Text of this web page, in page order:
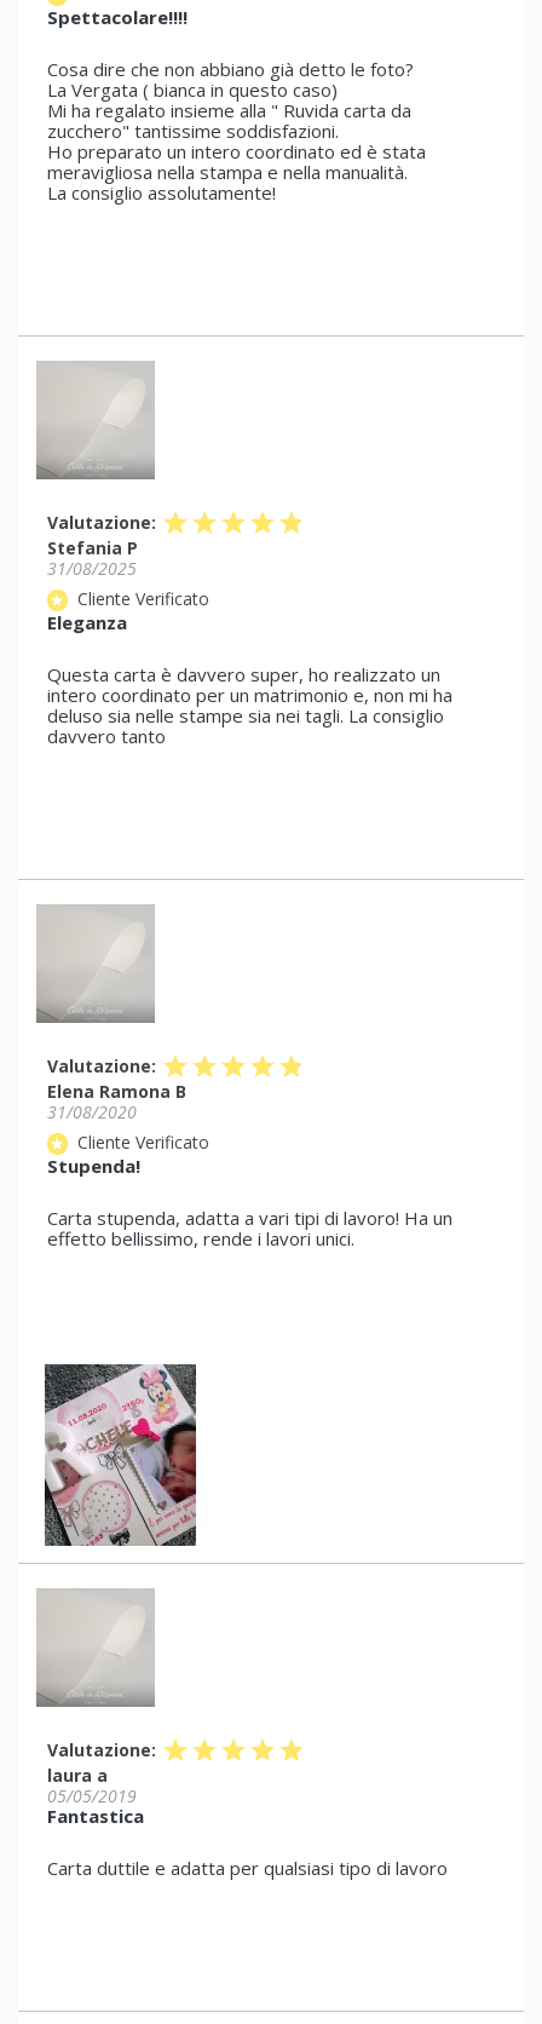
Spettacolare!!!!
Cosa dire che non abbiano già detto le foto?
La Vergata ( bianca in questo caso)
Mi ha regalato insieme alla " Ruvida carta da
zucchero" tantissime soddisfazioni.
Ho preparato un intero coordinato ed è stata
meravigliosa nella stampa e nella manualità.
La consiglio assolutamente!
Valutazione: starstarstarstarstar
Stefania P
31/08/2025
star Cliente Verificato
Eleganza
Questa carta è davvero super, ho realizzato un
intero coordinato per un matrimonio e, non mi ha
deluso sia nelle stampe sia nei tagli. La consiglio
davvero tanto
Valutazione: starstarstarstarstar
Elena Ramona B
31/08/2020
star Cliente Verificato
Stupenda!
Carta stupenda, adatta a vari tipi di lavoro! Ha un
effetto bellissimo, rende i lavori unici.
Valutazione: starstarstarstarstar
laura a
05/05/2019
Fantastica
Carta duttile e adatta per qualsiasi tipo di lavoro